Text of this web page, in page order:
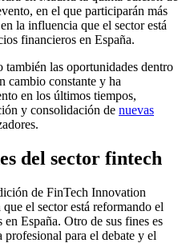
en el que participarán más
la influencia que el sector está
financieros en España.
también las oportunidades dentro
cambio constante y ha
en los últimos tiempos,
y consolidación de nuevas
del sector fintech
de FinTech Innovation
el sector está reformando el
España. Otro de sus fines es
para el debate y el